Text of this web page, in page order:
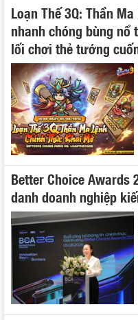
Loạn Thế 3Q: Thần
nhanh chóng bùng nổ
lối chơi thẻ tướng
Better Choice
danh doanh nghiệp